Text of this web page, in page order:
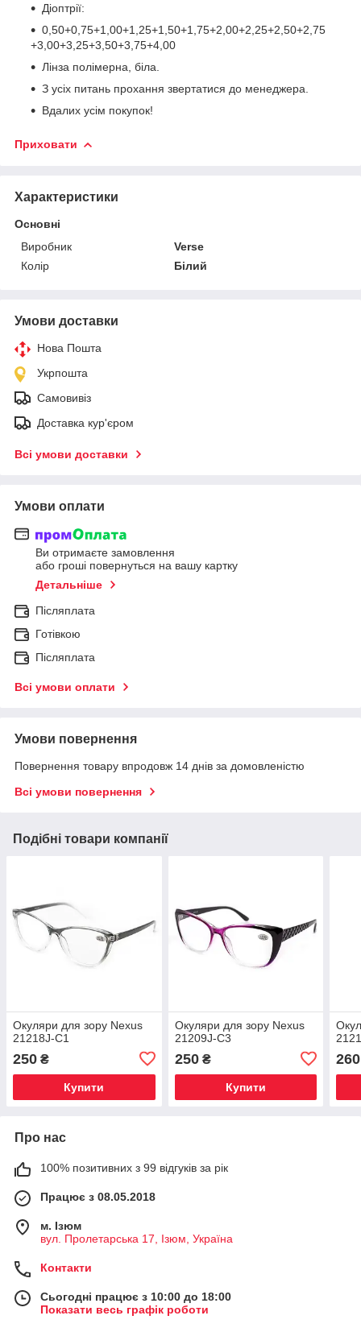
Діоптрії:
0,50+0,75+1,00+1,25+1,50+1,75+2,00+2,25+2,50+2,75
+3,00+3,25+3,50+3,75+4,00
Лінза полімерна, біла.
З усіх питань прохання звертатися до менеджера.
Вдалих усім покупок!
Приховати
Характеристики
Основні
Виробник
Verse
Колір
Білий
Умови доставки
Нова Пошта
Укрпошта
Самовивіз
Доставка кур'єром
Всі умови доставки
Умови оплати
Ви отримаєте замовлення
або гроші повернуться на вашу картку
Детальніше
Післяплата
Готівкою
Післяплата
Всі умови оплати
Умови повернення
Повернення товару впродовж 14 днів за домовленістю
Всі умови повернення
Подібні товари компанії
Окуляри для зору Nexus
21218J-C1
250 ₴
Купити
Окуляри для зору Nexus
21209J-C3
250₴
Купити
260
Про нас
100% позитивних з 99 відгуків за рік
Працює з 08.05.2018
м. Iзюм
вул. Пролетарська 17, Iзюм, Україна
Контакти
Сьогодні працює з 10:00 до 18:00
Показати весь графік роботи